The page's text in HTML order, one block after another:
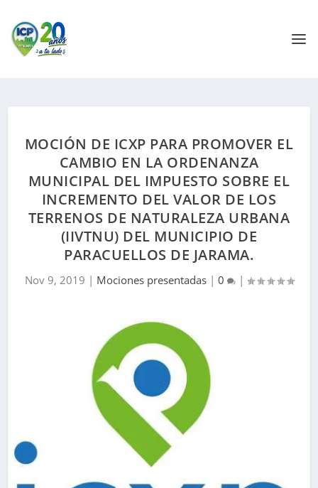
MOCIÓN DE ICXP PARA PROMOVER EL
CAMBIO EN LA ORDENANZA
MUNICIPAL DEL IMPUESTO SOBRE EL
INCREMENTO DEL VALOR DE LOS
TERRENOS DE NATURALEZA URBANA
(IIVTNU) DEL MUNICIPIO DE
PARACUELLOS DE JARAMA.
Nov 9, 2019 | Mociones presentadas| 0 |